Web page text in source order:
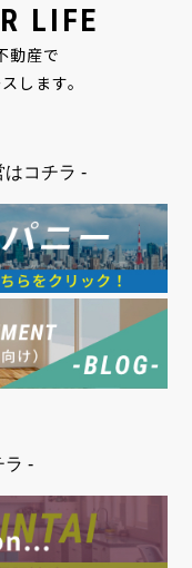
LIFE
動産で
します。
はコチラ -
ラ -